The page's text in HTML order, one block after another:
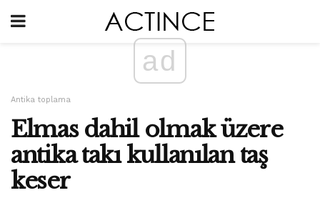
ad
Antika toplama
Elmas dahil olmak üzere
antika takı kullanılan taş
keser